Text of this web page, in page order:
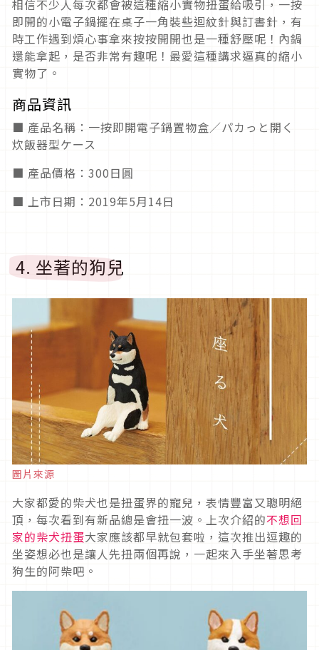
相信不少人每次都會被這種縮小實物扭蛋給吸引，一按
即開的小電子鍋擺在桌子一角裝些迴紋針與訂書針，有
時工作遇到煩心事拿來按按開開也是一種舒壓呢！內鍋
還能拿起，是否非常有趣呢！最愛這種講求逼真的縮小
實物了。
商品資訊
■ 產品名稱：一按即開電子鍋置物盒／パカっと開く
炊飯器型ケース
■ 產品價格：300日圓
■ 上市日期：2019年5月14日
4. 坐著的狗兒
圖片來源
大家都愛的柴犬也是扭蛋界的寵兒，表情豐富又聰明絕
頂，每次看到有新品總是會扭一波。上次介紹的不想回
家的柴犬扭蛋大家應該都早就包套啦，這次推出逗趣的
坐姿想必也是讓人先扭兩個再說，一起來入手坐著思考
狗生的阿柴吧。